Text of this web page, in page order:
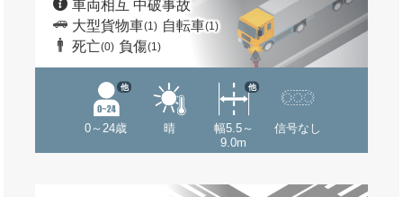
車両相互 中破事故
大型貨物車(1) 自転車(1)
死亡(0) 負傷(1)
0～24歳
他
晴
幅5.5～
9.0m
他
信号なし